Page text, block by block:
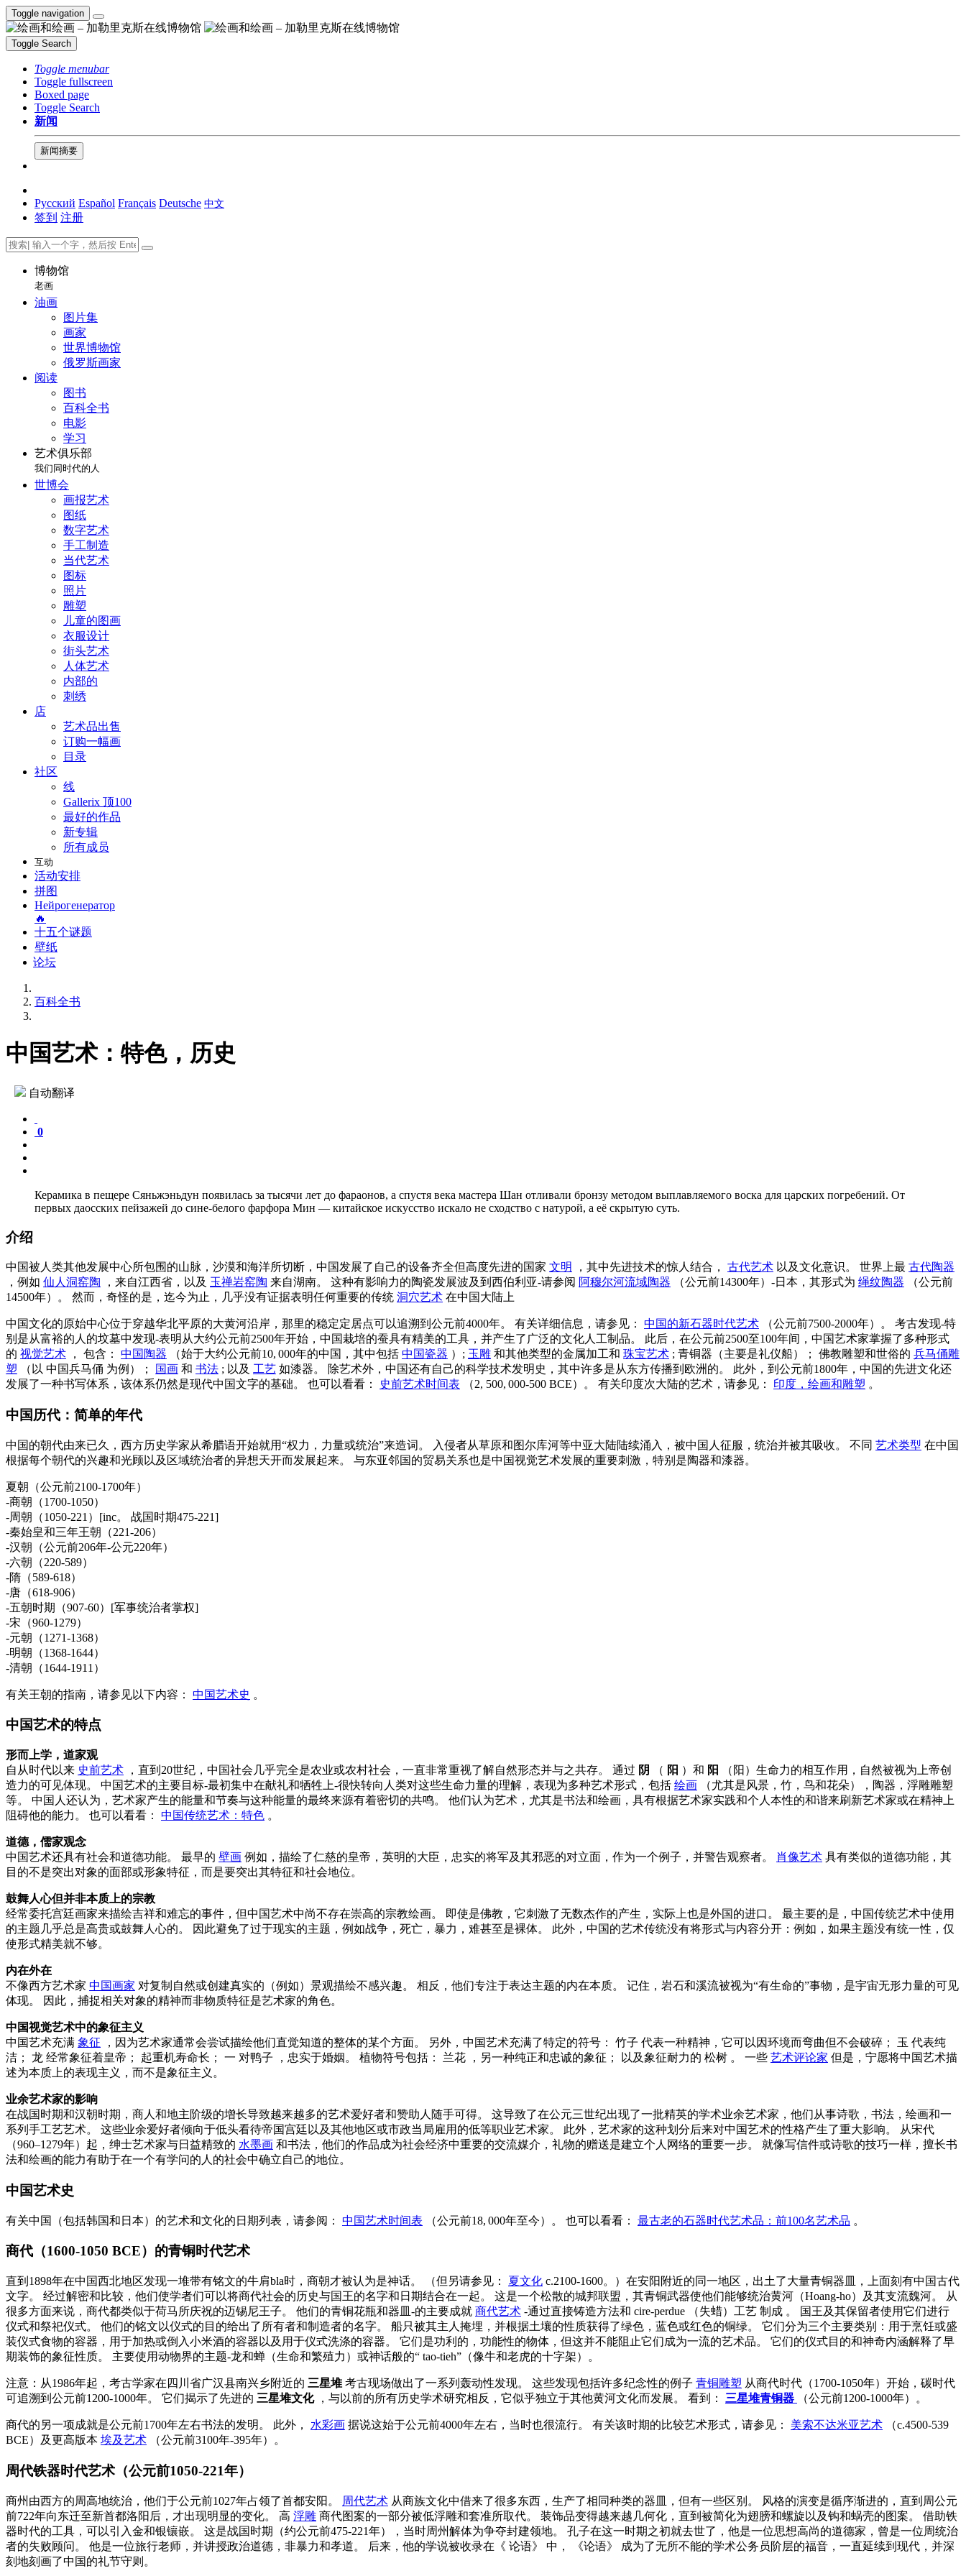
Toggle navigation
Toggle Search
Toggle menubar
Toggle fullscreen
Boxed page
Toggle Search
新闻
新闻摘要
Русский Español Français Deutsche 中文
签到 注册
博物馆
老画
油画
图片集
画家
世界博物馆
俄罗斯画家
阅读
图书
百科全书
电影
学习
艺术俱乐部
我们同时代的人
世博会
画报艺术
图纸
数字艺术
手工制造
当代艺术
图标
照片
雕塑
儿童的图画
衣服设计
街头艺术
人体艺术
内部的
刺绣
店
艺术品出售
订购一幅画
目录
社区
线
Gallerix 顶100
最好的作品
新专辑
所有成员
互动
活动安排
拼图
Нейрогенератор
🔥
十五个谜题
壁纸
论坛
百科全书
中国艺术：特色，历史
自动翻译
0
Керамика в пещере Сяньжэньдун появилась за тысячи лет до фараонов, а спустя века мастера Шан отливали бронзу методом выплавляемого воска для царских погребений. От
первых даосских пейзажей до сине-белого фарфора Мин — китайское искусство искало не сходство с натурой, а её скрытую суть.
介绍
中国被人类其他发展中心所包围的山脉，沙漠和海洋所切断，中国发展了自己的设备齐全但高度先进的国家 文明 ，其中先进技术的惊人结合， 古代艺术 以及文化意识。 世界上最 古代陶器
，例如 仙人洞窑陶 ，来自江西省，以及 玉禅岩窑陶 来自湖南。 这种有影响力的陶瓷发展波及到西伯利亚-请参阅 阿穆尔河流域陶器 （公元前14300年）-日本，其形式为 绳纹陶器 （公元前
14500年）。 然而，奇怪的是，迄今为止，几乎没有证据表明任何重要的传统 洞穴艺术 在中国大陆上
中国文化的原始中心位于穿越华北平原的大黄河沿岸，那里的稳定定居点可以追溯到公元前4000年。 有关详细信息，请参见： 中国的新石器时代艺术 （公元前7500-2000年）。 考古发现-特
别是从富裕的人的坟墓中发现-表明从大约公元前2500年开始，中国栽培的蚕具有精美的工具，并产生了广泛的文化人工制品。 此后，在公元前2500至100年间，中国艺术家掌握了多种形式
的 视觉艺术 ， 包含： 中国陶器 （始于大约公元前10, 000年的中国，其中包括 中国瓷器 ）; 玉雕 和其他类型的金属加工和 珠宝艺术 ; 青铜器（主要是礼仪船）； 佛教雕塑和世俗的 兵马俑雕
塑 （以 中国兵马俑 为例）； 国画 和 书法 ; 以及 工艺 如漆器。 除艺术外，中国还有自己的科学技术发明史，其中许多是从东方传播到欧洲的。 此外，到公元前1800年，中国的先进文化还
发展了一种书写体系，该体系仍然是现代中国文字的基础。 也可以看看：
史前艺术时间表 （2, 500, 000-500 BCE）。 有关印度次大陆的艺术，请参见： 印度，绘画和雕塑 。
中国历代：简单的年代
中国的朝代由来已久，西方历史学家从希腊语开始就用“权力，力量或统治”来造词。 入侵者从草原和图尔库河等中亚大陆陆续涌入，被中国人征服，统治并被其吸收。 不同 艺术类型 在中国
根据每个朝代的兴趣和光顾以及区域统治者的异想天开而发展起来。 与东亚邻国的贸易关系也是中国视觉艺术发展的重要刺激，特别是陶器和漆器。
夏朝（公元前2100-1700年）
-商朝（1700-1050）
-周朝（1050-221）[inc。 战国时期475-221]
-秦始皇和三年王朝（221-206）
-汉朝（公元前206年-公元220年）
-六朝（220-589）
-隋（589-618）
-唐（618-906）
-五朝时期（907-60）[军事统治者掌权]
-宋（960-1279）
-元朝（1271-1368）
-明朝（1368-1644）
-清朝（1644-1911）
有关王朝的指南，请参见以下内容： 中国艺术史 。
中国艺术的特点
形而上学，道家观
自从时代以来 史前艺术 ，直到20世纪，中国社会几乎完全是农业或农村社会，一直非常重视了解自然形态并与之共存。 通过 阴 （ 阳 ）和 阳
（阳）生命力的相互作用，自然被视为上帝创
造力的可见体现。 中国艺术的主要目标-最初集中在献礼和牺牲上-很快转向人类对这些生命力量的理解，表现为多种艺术形式，包括 绘画 （尤其是风景，竹，鸟和花朵），陶器，浮雕雕塑
等。 中国人还认为，艺术家产生的能量和节奏与这种能量的最终来源有着密切的共鸣。 他们认为艺术，尤其是书法和绘画，具有根据艺术家实践和个人本性的和谐来刷新艺术家或在精神上
阻碍他的能力。 也可以看看： 中国传统艺术：特色 。
道德，儒家观念
中国艺术还具有社会和道德功能。 最早的 壁画 例如，描绘了仁慈的皇帝，英明的大臣，忠实的将军及其邪恶的对立面，作为一个例子，并警告观察者。 肖像艺术 具有类似的道德功能，其
目的不是突出对象的面部或形象特征，而是要突出其特征和社会地位。
鼓舞人心但并非本质上的宗教
经常委托宫廷画家来描绘吉祥和难忘的事件，但中国艺术中尚不存在崇高的宗教绘画。 即使是佛教，它刺激了无数杰作的产生，实际上也是外国的进口。 最主要的是，中国传统艺术中使用
的主题几乎总是高贵或鼓舞人心的。 因此避免了过于现实的主题，例如战争，死亡，暴力，难甚至是裸体。 此外，中国的艺术传统没有将形式与内容分开：例如，如果主题没有统一性，仅
使形式精美就不够。
内在外在
不像西方艺术家 中国画家 对复制自然或创建真实的（例如）景观描绘不感兴趣。 相反，他们专注于表达主题的内在本质。 记住，岩石和溪流被视为“有生命的”事物，是宇宙无形力量的可见
体现。 因此，捕捉相关对象的精神而非物质特征是艺术家的角色。
中国视觉艺术中的象征主义
中国艺术充满 象征 ，因为艺术家通常会尝试描绘他们直觉知道的整体的某个方面。 另外，中国艺术充满了特定的符号： 竹子 代表一种精神，它可以因环境而弯曲但不会破碎； 玉 代表纯
洁； 龙 经常象征着皇帝； 起重机寿命长； 一 对鸭子 ，忠实于婚姻。 植物符号包括： 兰花 ，另一种纯正和忠诚的象征； 以及象征耐力的 松树 。 一些 艺术评论家 但是，宁愿将中国艺术描
述为本质上的表现主义，而不是象征主义。
业余艺术家的影响
在战国时期和汉朝时期，商人和地主阶级的增长导致越来越多的艺术爱好者和赞助人随手可得。 这导致了在公元三世纪出现了一批精英的学术业余艺术家，他们从事诗歌，书法，绘画和一
系列手工艺艺术。 这些业余爱好者倾向于低头看待帝国宫廷以及其他地区或市政当局雇用的低等职业艺术家。 此外，艺术家的这种划分后来对中国艺术的性格产生了重大影响。 从宋代
（960–1279年）起，绅士艺术家与日益精致的 水墨画 和书法，他们的作品成为社会经济中重要的交流媒介，礼物的赠送是建立个人网络的重要一步。 就像写信件或诗歌的技巧一样，擅长书
法和绘画的能力有助于在一个有学问的人的社会中确立自己的地位。
中国艺术史
有关中国（包括韩国和日本）的艺术和文化的日期列表，请参阅： 中国艺术时间表 （公元前18, 000年至今）。 也可以看看： 最古老的石器时代艺术品：前100名艺术品 。
商代（1600-1050 BCE）的青铜时代艺术
直到1898年在中国西北地区发现一堆带有铭文的牛肩bla时，商朝才被认为是神话。 （但另请参见： 夏文化 c.2100-1600。）在安阳附近的同一地区，出土了大量青铜器皿，上面刻有中国古代
文字。 经过解密和比较，他们使学者们可以将商代社会的历史与国王的名字和日期结合在一起。 这是一个松散的城邦联盟，其青铜武器使他们能够统治黄河（Hoang-ho）及其支流魏河。 从
很多方面来说，商代都类似于荷马所庆祝的迈锡尼王子。 他们的青铜花瓶和器皿-的主要成就 商代艺术 -通过直接铸造方法和 cire-perdue （失蜡）工艺 制成 。 国王及其保留者使用它们进行
仪式和祭祀仪式。 他们的铭文以仪式的目的给出了所有者和制造者的名字。 船只被其主人掩埋，并根据土壤的性质获得了绿色，蓝色或红色的铜绿。 它们分为三个主要类别：用于烹饪或盛
装仪式食物的容器，用于加热或倒入小米酒的容器以及用于仪式洗涤的容器。 它们是功利的，功能性的物体，但这并不能阻止它们成为一流的艺术品。 它们的仪式目的和神奇内涵解释了早
期装饰的象征性质。 主要使用动物界的主题-龙和蝉（生命和繁殖力）或神话般的“ tao-tieh”（像牛和老虎的十字架）。
注意：从1986年起，考古学家在四川省广汉县南兴乡附近的 三星堆 考古现场做出了一系列轰动性发现。 这些发现包括许多纪念性的例子 青铜雕塑 从商代时代（1700-1050年）开始，碳时代
可追溯到公元前1200-1000年。 它们揭示了先进的 三星堆文化，与以前的所有历史学术研究相反，它似乎独立于其他黄河文化而发展。 看到： 三星堆青铜器 （公元前1200-1000年）。
商代的另一项成就是公元前1700年左右书法的发明。 此外， 水彩画 据说这始于公元前4000年左右，当时也很流行。 有关该时期的比较艺术形式，请参见： 美索不达米亚艺术 （c.4500-539
BCE）及更高版本 埃及艺术 （公元前3100年-395年）。
周代铁器时代艺术（公元前1050-221年）
商州由西方的周高地统治，他们于公元前1027年占领了首都安阳。 周代艺术 从商族文化中借来了很多东西，生产了相同种类的器皿，但有一些区别。 风格的演变是循序渐进的，直到周公元
前722年向东迁至新首都洛阳后，才出现明显的变化。 高 浮雕 商代图案的一部分被低浮雕和套准所取代。 装饰品变得越来越几何化，直到被简化为翅膀和螺旋以及钩和蜗壳的图案。 借助铁
器时代的工具，可以引入金和银镶嵌。 这是战国时期（约公元前475-221年），当时周州解体为争夺封建领地。 孔子在这一时期之初就去世了，他是一位思想高尚的道德家，曾是一位周统治
者的失败顾问。 他是一位旅行老师，并讲授政治道德，非暴力和孝道。 后来，他的学说被收录在《 论语》 中， 《论语》
成为了无所不能的学术公务员阶层的福音，一直延续到现代，并深
刻地刻画了中国的礼节守则。